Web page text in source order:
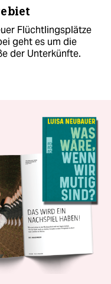
Flüchtlingsplätze
geht es um die
der Unterkünfte.